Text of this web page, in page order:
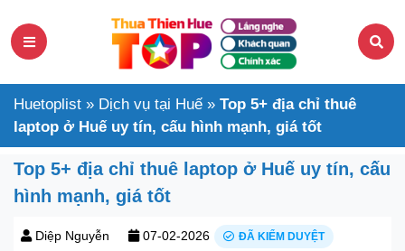
Huetoplist » Dịch vụ tại Huế » Top 5+ địa chỉ thuê
laptop ở Huế uy tín, cấu hình mạnh, giá tốt
Top 5+ địa chỉ thuê laptop ở Huế uy tín, cấu
hình mạnh, giá tốt
Diệp Nguyễn 07-02-2026 ĐÃ KIỂM DUYỆT